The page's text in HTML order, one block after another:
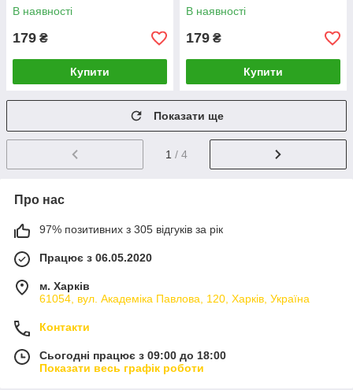
В наявності
179 ₴
Купити
В наявності
179 ₴
Купити
Показати ще
1 / 4
Про нас
97% позитивних з 305 відгуків за рік
Працює з 06.05.2020
м. Харків
61054, вул. Академіка Павлова, 120, Харків, Україна
Контакти
Сьогодні працює з 09:00 до 18:00
Показати весь графік роботи